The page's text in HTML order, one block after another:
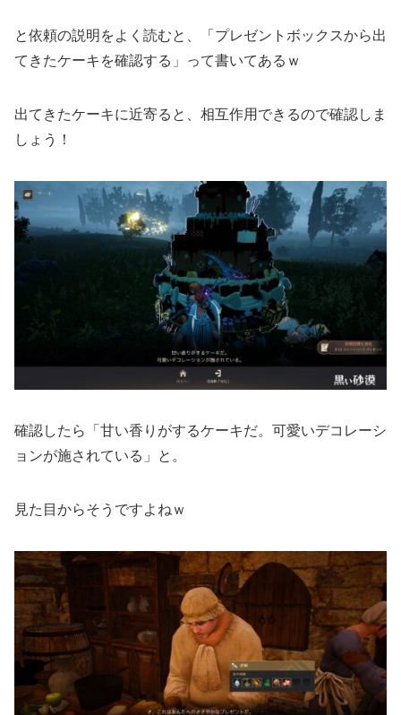
と依頼の説明をよく読むと、「プレゼントボックスから出
てきたケーキを確認する」って書いてあるｗ
出てきたケーキに近寄ると、相互作用できるので確認しま
しょう！
確認したら「甘い香りがするケーキだ。可愛いデコレーシ
ョンが施されている」と。
見た目からそうですよねｗ